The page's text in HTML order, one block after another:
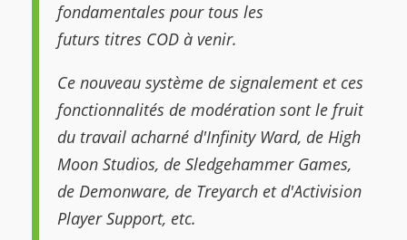
fondamentales pour tous les
futurs titres COD à venir.
Ce nouveau système de signalement et ces
fonctionnalités de modération sont le fruit
du travail acharné d'Infinity Ward, de High
Moon Studios, de Sledgehammer Games,
de Demonware, de Treyarch et d'Activision
Player Support, etc.